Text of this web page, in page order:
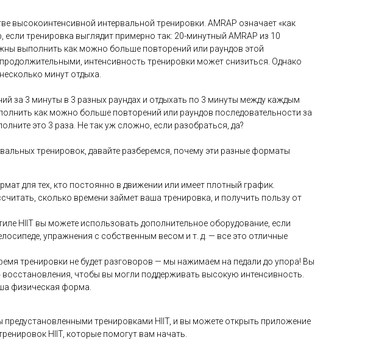
высокоинтенсивной интервальной тренировки. AMRAP означает «как
тренировка выглядит примерно так: 20-минутный AMRAP из 10
выполнить как можно больше повторений или раундов этой
интенсивность тренировки может снизиться. Однако
минут отдыха.
за 3 минуты в 3 разных раундах и отдыхать по 3 минуты между каждым
как можно больше повторений или раундов последовательности за
это 3 раза. Не так уж сложно, если разобраться, да?
тренировок, давайте разберемся, почему эти разные форматы
для тех, кто постоянно в движении или имеет плотный график.
сколько времени займет ваша тренировка, и получить пользу от
HIIT вы можете использовать дополнительное оборудование, если
упражнения с собственным весом и т. д. — все это отличные
тренировки не будет разговоров — мы нажимаем на педали до упора! Вы
чтобы вы могли поддерживать высокую интенсивность.
физическая форма.
тренировками HIIT, и вы можете открыть приложение
HIIT, которые помогут вам начать.